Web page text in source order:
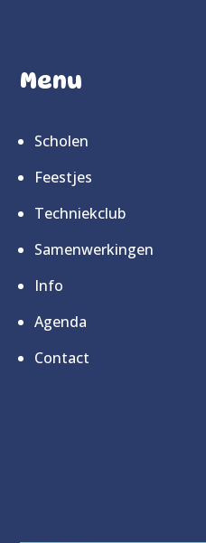
Menu
Scholen
Feestjes
Techniekclub
Samenwerkingen
Info
Agenda
Contact